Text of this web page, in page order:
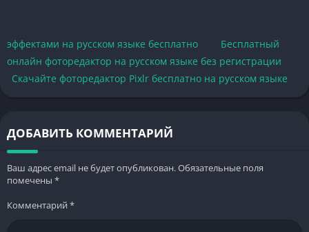
эффектами на русском языке бесплатно
Бесплатный
онлайн фоторедактор на русском языке без регистрации
Скачайте фоторедактор Pixlr бесплатно на русском языке
ДОБАВИТЬ КОММЕНТАРИЙ
Ваш адрес email не будет опубликован.Обязательные поля
помечены *
Комментарий*